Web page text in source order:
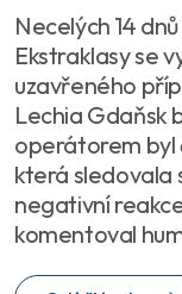
Necelých 14
Ekstraklasy se
uzavřeného
Lechia Gdaňsk
operátorem byl
která sledovala
negativní
komentoval